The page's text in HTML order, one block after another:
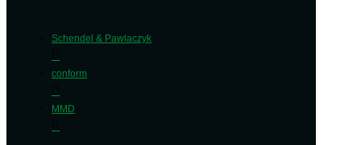
Schendel & Pawlaczyk
conform
MMD